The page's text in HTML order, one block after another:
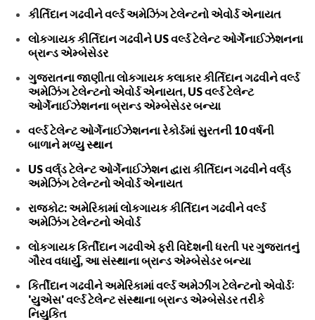
કીર્તિદાન ગઢવીને વર્લ્ડ અમેઝિંગ ટેલેન્ટનો એવોર્ડ એનાયત
લોકગાયક કીર્તિદાન ગઢવીને US વર્લ્ડ ટેલેન્ટ ઓર્ગેનાઈઝેશનના
બ્રાન્ડ એમ્બેસેડર
ગુજરાતના જાણીતા લોકગાયક કલાકાર કીર્તિદાન ગઢવીને વર્લ્ડ
અમેઝિંગ ટેલેન્ટનો એવોર્ડ એનાયત, US વર્લ્ડ ટેલેન્ટ
ઓર્ગેનાઈઝેશનના બ્રાન્ડ એમ્બેસેડર બન્યા
વર્લ્ડ ટેલેન્ટ ઓર્ગેનાઈઝેશનના રેકોર્ડમાં સુરતની 10 વર્ષની
બાળાને મળ્યુ સ્થાન
US વર્લ્‌ડ ટેલેન્ટ ઓર્ગેનાઈઝેશન દ્વારા કીર્તિદાન ગઢવીને વર્લ્‌ડ
અમેઝિંગ ટેલેન્ટનો એવોર્ડ એનાયત
રાજકોટ: અમેરિકામાં લોકગાયક કીર્તિદાન ગઢવીને વર્લ્ડ
અમેઝિંગ ટેલેન્ટનો એવોર્ડ
લોકગાયક કિર્તીદાન ગઢવીએ ફરી વિદેશની ધરતી પર ગુજરાતનું
ગૌરવ વધાર્યું, આ સંસ્થાના બ્રાન્ડ એમ્બેસેડર બન્યા
કિર્તીદાન ગઢવીને અમેરિકામાં વર્લ્ડ અમેઝીંગ ટેલેન્ટનો એવોર્ડઃ
'યુએસ' વર્લ્ડ ટેલેન્ટ સંસ્થાના બ્રાન્ડ એમ્બેસેડર તરીકે
નિયુકિત